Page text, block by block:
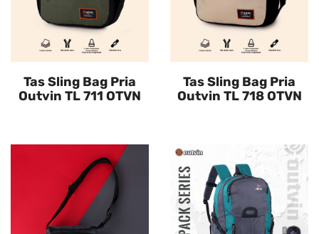
Tas Sling Bag Pria
Outvin TL 711 OTVN
Tas Sling Bag Pria
Outvin TL 718 OTVN